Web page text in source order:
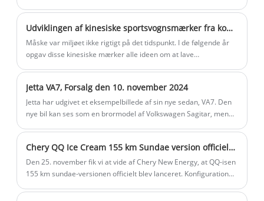
for familier og dem, der kræver komfort
og ydeevne.
verdens førende bilproducenter.
Udviklingen af ​​kinesiske sportsvognsmærker fra kopi til original
Måske var miljøet ikke rigtigt på det tidspunkt. I de følgende år
opgav disse kinesiske mærker alle ideen om at lave
Sportsvognen på dette tidspunkt kan ikke længere
sammenlignes med de biler, der kom i den modsatte retning.
Jetta VA7, Forsalg den 10. november 2024
Jetta har udgivet et eksempelbillede af sin nye sedan, VA7. Den
nye bil kan ses som en brormodel af Volkswagen Sagitar, men
blive åbnet den 10. november 2024.
Chery QQ Ice Cream 155 km Sundae version officielt lanceret
Den 25. november fik vi at vide af Chery New Energy, at QQ-isen
155 km sundae-versionen officielt blev lanceret. Konfigurationen